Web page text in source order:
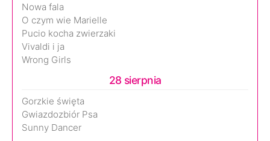
Nowa fala
O czym wie Marielle
Pucio kocha zwierzaki
Vivaldi i ja
Wrong Girls
28 sierpnia
Gorzkie święta
Gwiazdozbiór Psa
Sunny Dancer